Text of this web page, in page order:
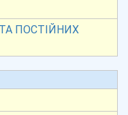
ПОСТІЙНИХ